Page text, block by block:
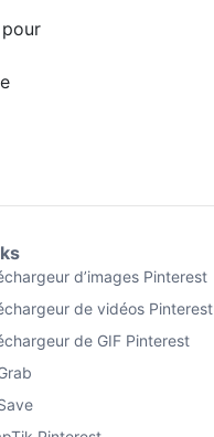
d’images Pinterest
de vidéos Pinterest
de GIF Pinterest